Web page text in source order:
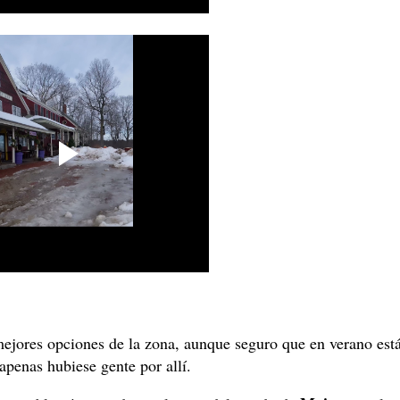
opciones de la zona, aunque seguro que en verano
hubiese gente por allí.